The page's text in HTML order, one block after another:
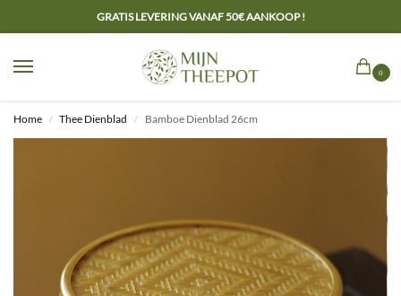
GRATIS LEVERING VANAF 50€ AANKOOP !
0
Home / Thee Dienblad / Bamboe Dienblad 26cm